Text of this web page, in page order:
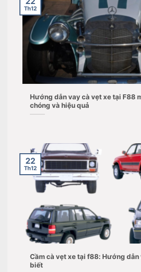
Hướng dẫn vay cà vẹt xe tại F88
chóng và hiệu quả
Th12
Cầm cà vẹt xe tại f88: Hướng
biết
22
Th12